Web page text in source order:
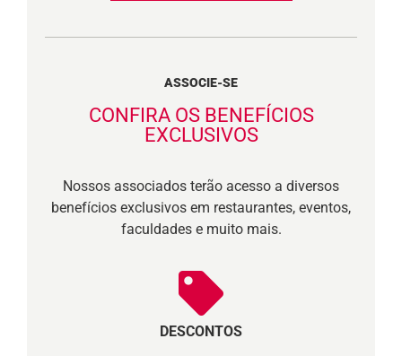
ASSOCIE-SE
CONFIRA OS BENEFÍCIOS
EXCLUSIVOS
Nossos associados terão acesso a diversos
benefícios exclusivos em restaurantes, eventos,
faculdades e muito mais.
DESCONTOS